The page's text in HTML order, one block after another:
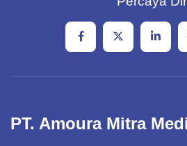
PT. Amoura Mitra